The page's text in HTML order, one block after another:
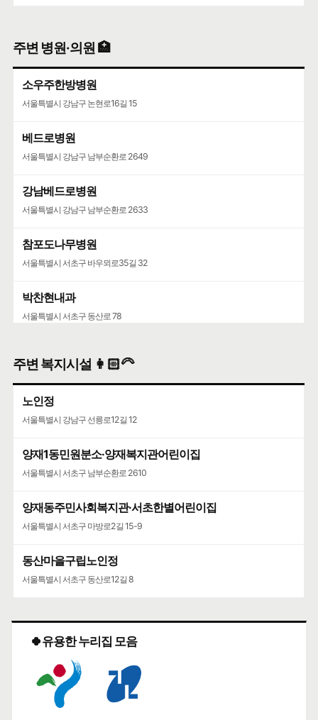
주변 병원·의원 🏥
소우주한방병원
서울특별시 강남구 논현로16길 15
베드로병원
서울특별시 강남구 남부순환로 2649
강남베드로병원
서울특별시 강남구 남부순환로 2633
참포도나무병원
서울특별시 서초구 바우뫼로35길 32
박찬현내과
서울특별시 서초구 동산로 78
주변 복지시설 👩🏻‍🦳
노인정
서울특별시 강남구 선릉로12길 12
양재1동민원분소·양재복지관어린이집
서울특별시 서초구 남부순환로 2610
양재동주민사회복지관·서초한별어린이집
서울특별시 서초구 마방로2길 15-9
동산마을구립노인정
서울특별시 서초구 동산로12길 8
🍀유용한 누리집 모음